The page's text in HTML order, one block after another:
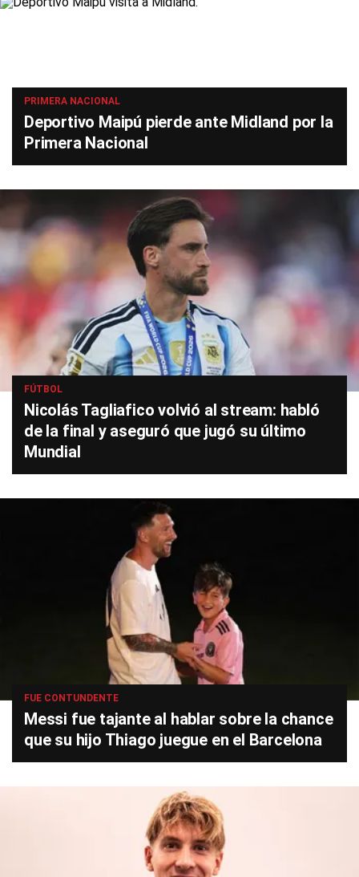
PRIMERA NACIONAL
Deportivo Maipú pierde ante Midland por la
Primera Nacional
FÚTBOL
Nicolás Tagliafico volvió al stream: habló
de la final y aseguró que jugó su último
Mundial
FUE CONTUNDENTE
Messi fue tajante al hablar sobre la chance
que su hijo Thiago juegue en el Barcelona